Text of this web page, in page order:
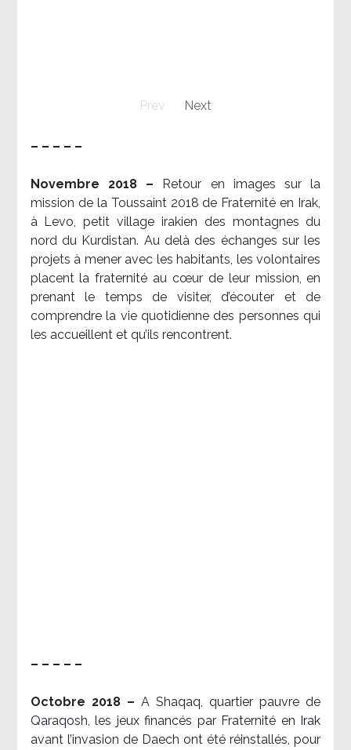
Prev Next
– – – – –
Novembre 2018 –
Retour en images sur la
mission de la Toussaint 2018 de Fraternité en Irak,
à Levo, petit village irakien des montagnes du
nord du Kurdistan. Au delà des échanges sur les
projets à mener avec les habitants, les volontaires
placent la fraternité au cœur de leur mission, en
prenant le temps de visiter, d’écouter et de
comprendre la vie quotidienne des personnes qui
les accueillent et qu’ils rencontrent.
– – – – –
Octobre 2018 – A Shaqaq, quartier pauvre de
Qaraqosh, les jeux financés par Fraternité en Irak​
avant l’invasion de Daech ont été réinstallés, pour